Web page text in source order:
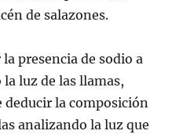
de salazones.
presencia de sodio a
luz de las llamas,
la composición
analizando la luz que